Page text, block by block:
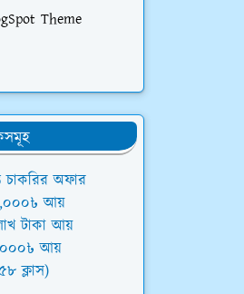
Theme
চাকরির অফার
আয়
টাকা আয়
আয়
ক্লাস)